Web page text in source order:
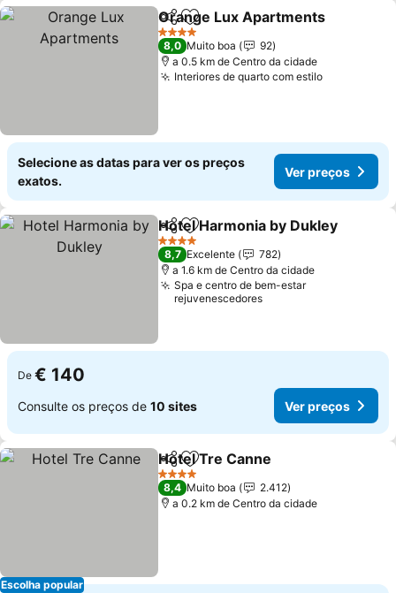
PartilharAdicionar aos favoritos
Orange Lux Apartments
4 Estrelas
8,0 Muito boa
92
a 0.5 km de Centro da cidade
Interiores de quarto com estilo
Selecione as datas para ver os preços
exatos.
Ver preços
PartilharAdicionar aos favoritos
Hotel Harmonia by Dukley
4 Estrelas
8,7 Excelente
782
a 1.6 km de Centro da cidade
Spa e centro de bem-estar
rejuvenescedores
De € 140
Consulte os preços de 10 sites Ver preços
Escolha popular
PartilharAdicionar aos favoritos
Hotel Tre Canne
4 Estrelas
8,4 Muito boa
2.412
a 0.2 km de Centro da cidade